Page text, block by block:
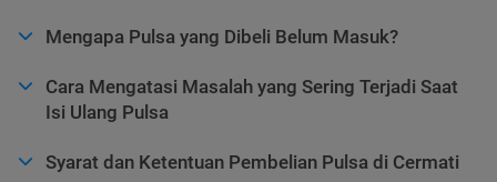
Mengapa Pulsa yang Dibeli Belum Masuk?
Cara Mengatasi Masalah yang Sering Terjadi Saat
Isi Ulang Pulsa
Syarat dan Ketentuan Pembelian Pulsa di Cermati